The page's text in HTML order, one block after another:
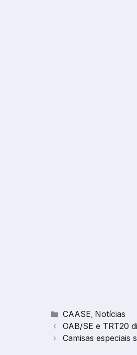
Categorias
CAASE, Notícias
OAB/SE e TRT20
Camisas especiais